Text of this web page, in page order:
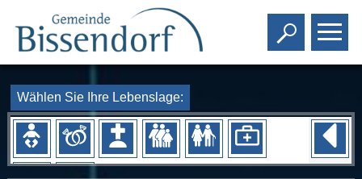
Toggle
Wählen Sie Ihre Lebenslage: